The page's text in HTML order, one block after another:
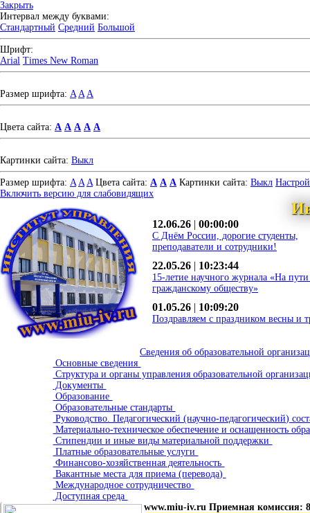
Закрыть
Интервал между буквами:
Стандартный Средний Большой
Шрифт:
Arial Times New Roman
Размер шрифта: A A A
Цвета сайта: A A A A A
Картинки сайта: Выкл
Размер шрифта: A A A Цвета сайта: A A A Картинки сайта: Выкл
Включить версию для слабовидящих
12.06.26 | 00:00:00
С Днём России, дорогие студенты,
преподаватели и сотрудники!
22.05.26 | 10:23:44
15-летие научного журнала «На
гражданскому обществу»
01.05.26 | 10:09:20
Поздравляем с праздником весны и
Сведения об образовательной
Основные сведения
Структура и органы управления образовательной
Документы
Образование
Образовательные стандарты
Руководство. Педагогический (научно-педагогический)
Материально-техническое обеспечение и оснащенность
Стипендии и иные виды материальной поддержки
Платные образовательные услуги
Финансово-хозяйственная деятельность
Вакантные места для приема (перевода)
Международное сотрудничество
Доступная среда
www.miu-iv.ru Приемная комиссия: 8